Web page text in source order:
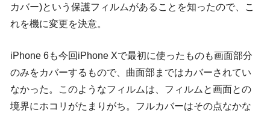
カバー)という保護フィルムがあることを知ったので、こ
れを機に変更を決意。
iPhone 6も今回iPhone Xで最初に使ったものも画面部分
のみをカバーするもので、曲面部まではカバーされてい
なかった。このようなフィルムは、フィルムと画面との
境界にホコリがたまりがち。フルカバーはその点なかな